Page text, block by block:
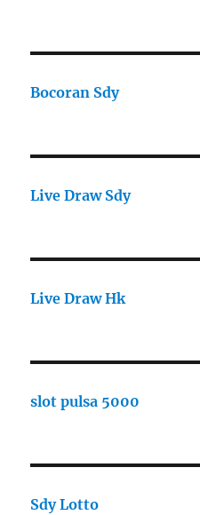
Bocoran Sdy
Live Draw Sdy
Live Draw Hk
slot pulsa 5000
Sdy Lotto